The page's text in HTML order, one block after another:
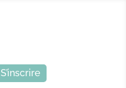
S’inscrire